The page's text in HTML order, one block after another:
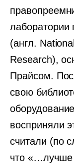
лаборатории
(англ.
Research),
Прайсом.
свою
восприняли
считали (по
что «…лучше